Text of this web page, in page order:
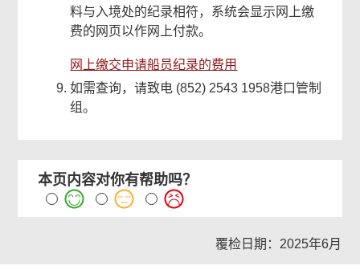
料与入境处的纪录相符，系统会显示网上缴
费的网页以作网上付款。
网上缴交申请船员纪录的费用
如需查询，请致电 (852) 2543 1958港口管制
组。
本页内容对你有帮助吗？
覆检日期：2025年6月